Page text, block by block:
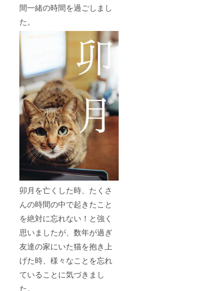
間一緒の時間を過ごしまし
た。
卯月を亡くした時、たくさ
んの時間の中で起きたこと
を絶対に忘れない！と強く
思いましたが、数年が過ぎ
友達の家にいた猫を抱き上
げた時、様々なことを忘れ
ていることに気づきまし
た。